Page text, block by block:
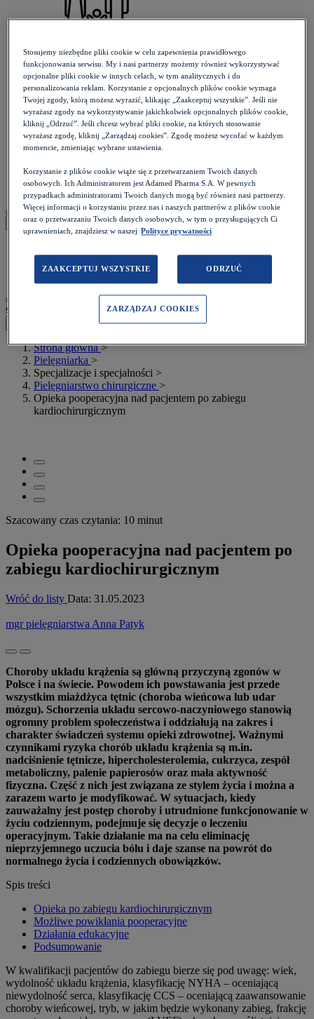
Pielęgniarstwo rodzinne
Inne
Prawo
Wideo i podcasty
Webinary
Moje konto
Zaloguj się
Zarejestruj się
szukaj
Strona główna >
Pielęgniarka >
Specjalizacje i specjalności >
Pielęgniarstwo chirurgiczne >
Opieka pooperacyjna nad pacjentem po zabiegu
kardiochirurgicznym
Szacowany czas czytania: 10 minut
Opieka pooperacyjna nad pacjentem po
zabiegu kardiochirurgicznym
Wróć do listy Data: 31.05.2023
mgr pielęgniarstwa Anna Patyk
Choroby układu krążenia są główną przyczyną zgonów w
Polsce i na świecie. Powodem ich powstawania jest przede
wszystkim miażdżyca tętnic (choroba wieńcowa lub udar
mózgu). Schorzenia układu sercowo-naczyniowego stanowią
ogromny problem społeczeństwa i oddziałują na zakres i
charakter świadczeń systemu opieki zdrowotnej. Ważnymi
czynnikami ryzyka chorób układu krążenia są m.in.
nadciśnienie tętnicze, hipercholesterolemia, cukrzyca, zespół
metaboliczny, palenie papierosów oraz mała aktywność
fizyczna. Część z nich jest związana ze stylem życia i można a
zarazem warto je modyfikować. W sytuacjach, kiedy
zauważalny jest postęp choroby i utrudnione funkcjonowanie w
życiu codziennym, podejmuje się decyzje o leczeniu
operacyjnym. Takie działanie ma na celu eliminację
nieprzyjemnego uczucia bólu i daje szanse na powrót do
normalnego życia i codziennych obowiązków.
Spis treści
Opieka po zabiegu kardiochirurgicznym
Możliwe powikłania pooperacyjne
Działania edukacyjne
Podsumowanie
W kwalifikacji pacjentów do zabiegu bierze się pod uwagę: wiek,
wydolność układu krążenia, klasyfikację NYHA – oceniającą
niewydolność serca, klasyfikację CCS – oceniającą zaawansowanie
choroby wieńcowej, tryb, w jakim będzie wykonany zabieg, frakcję
Stosujemy niezbędne pliki cookie w celu zapewnienia prawidłowego
funkcjonowania serwisu. My i nasi partnerzy możemy również wykorzystywać
opcjonalne pliki cookie w innych celach, w tym analitycznych i do
personalizowania reklam. Korzystanie z opcjonalnych plików cookie wymaga
Twojej zgody, którą możesz wyrazić, klikając „Zaakceptuj wszystkie”. Jeśli nie
wyrażasz zgody na wykorzystywanie jakichkolwiek opcjonalnych plików cookie,
kliknij „Odrzuć”. Jeśli chcesz wybrać pliki cookie, na których stosowanie
wyrażasz zgodę, kliknij „Zarządzaj cookies”. Zgodę możesz wycofać w każdym
momencie, zmieniając wybrane ustawienia.
Korzystanie z plików cookie wiąże się z przetwarzaniem Twoich danych
osobowych. Ich Administratorem jest Adamed Pharma S.A. W pewnych
przypadkach administratorami Twoich danych mogą być również nasi partnerzy.
Więcej informacji o korzystaniu przez nas i naszych partnerów z plików cookie
oraz o przetwarzaniu Twoich danych osobowych, w tym o przysługujących Ci
uprawnieniach, znajdziesz w naszej Polityce prywatności
ZAAKCEPTUJ WSZYSTKIE ODRZUĆ
ZARZĄDZAJ COOKIES